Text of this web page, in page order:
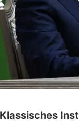
Klassisches